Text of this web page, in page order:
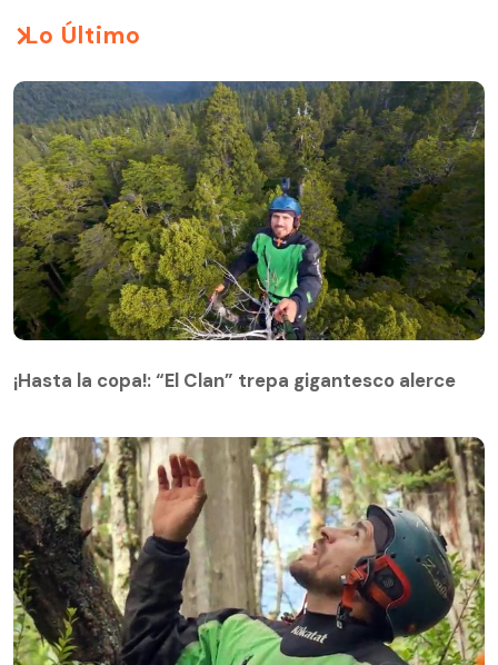
Lo Último
¡Hasta la copa!: “El Clan” trepa gigantesco alerce